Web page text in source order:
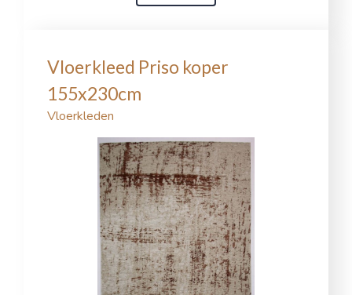
Vloerkleed Priso koper
155x230cm
Vloerkleden